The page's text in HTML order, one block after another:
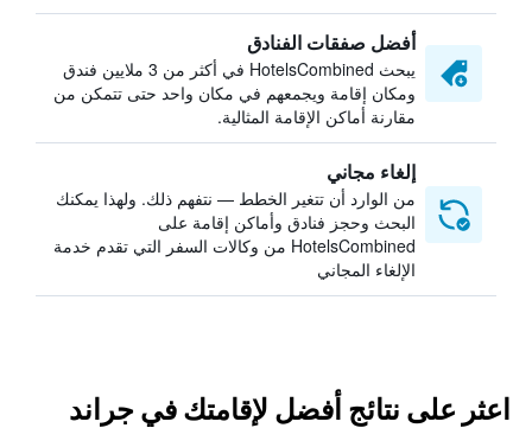
أفضل صفقات الفنادق
يبحث HotelsCombined في أكثر من 3 ملايين فندق
ومكان إقامة ويجمعهم في مكان واحد حتى تتمكن من
مقارنة أماكن الإقامة المثالية.
إلغاء مجاني
من الوارد أن تتغير الخطط — نتفهم ذلك. ولهذا يمكنك
البحث وحجز فنادق وأماكن إقامة على
HotelsCombined من وكالات السفر التي تقدم خدمة
الإلغاء المجاني
اعثر على نتائج أفضل لإقامتك في جراند